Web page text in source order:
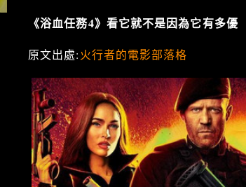
《浴血任務4》看它就不是因為它有多優
原文出處:火行者的電影部落格